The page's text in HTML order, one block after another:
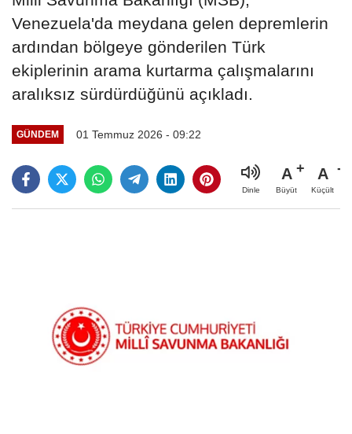
Venezuela'da meydana gelen depremlerin
ardından bölgeye gönderilen Türk
ekiplerinin arama kurtarma çalışmalarını
aralıksız sürdürdüğünü açıkladı.
GÜNDEM 01 Temmuz 2026 - 09:22
Dinle
A
Büyüt
A
Küçült